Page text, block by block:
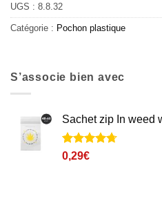
UGS : 8.8.32
Catégorie : Pochon plastique
S’associe bien avec
Sachet zip In weed
Noté4.7
3
0,29€